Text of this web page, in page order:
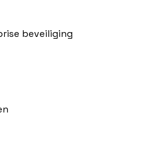
beveiliging